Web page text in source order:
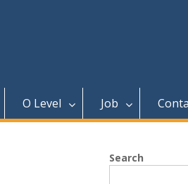
O Level Job
Search